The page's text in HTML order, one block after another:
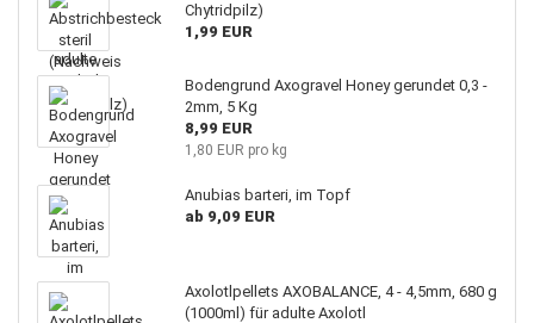
Chytridpilz)
1,99 EUR
Bodengrund Axogravel Honey gerundet 0,3 -
2mm, 5 Kg
8,99 EUR
1,80 EUR pro kg
Anubias barteri, im Topf
ab 9,09 EUR
Axolotlpellets AXOBALANCE, 4 - 4,5mm, 680 g
(1000ml) für adulte Axolotl